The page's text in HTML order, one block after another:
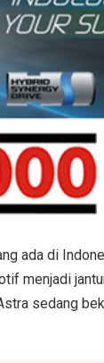
ada di
menjadi
sedang